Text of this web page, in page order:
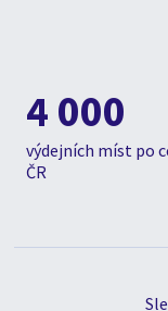
4 000
výdejních míst po
ČR